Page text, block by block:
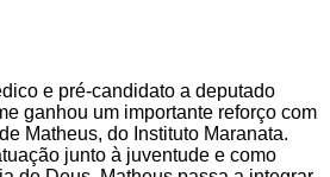
e pré-candidato a deputado
ganhou um importante reforço com
Matheus, do Instituto Maranata.
junto à juventude e como